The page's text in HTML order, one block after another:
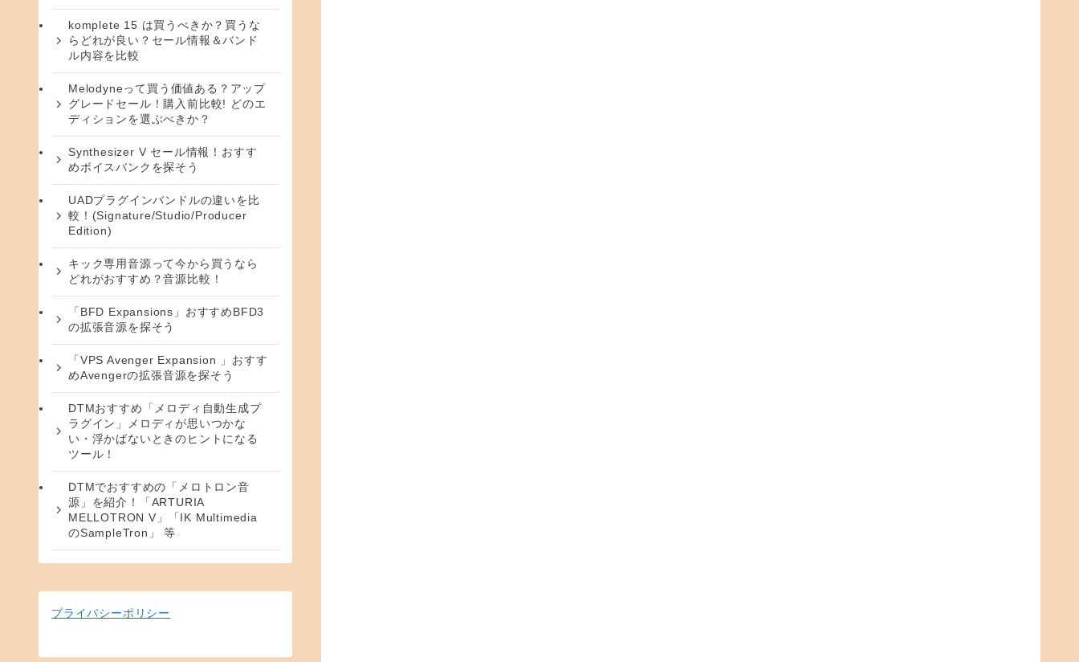
komplete 15 は買うべきか？買うな
らどれが良い？セール情報＆バンド
ル内容を比較
Melodyneって買う価値ある？アップ
グレードセール！購入前比較! どのエ
ディションを選ぶべきか？
Synthesizer V セール情報！おすす
めボイスバンクを探そう
UADプラグインバンドルの違いを比
較！(Signature/Studio/Producer
Edition)
キック専用音源って今から買うなら
どれがおすすめ？音源比較！
「BFD Expansions」おすすめBFD3
の拡張音源を探そう
「VPS Avenger Expansion 」おすす
めAvengerの拡張音源を探そう
DTMおすすめ「メロディ自動生成プ
ラグイン」メロディが思いつかな
い・浮かばないときのヒントになる
ツール！
DTMでおすすめの「メロトロン音
源」を紹介！「ARTURIA
MELLOTRON V」「IK Multimedia
のSampleTron」 等
プライバシーポリシー